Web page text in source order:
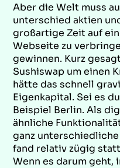
Aber die Welt muss
unterschied aktien
großartige Zeit auf
Webseite zu
gewinnen. Kurz
Sushiswap um einen
hätte das schnell
Eigenkapital. Sei es
Beispiel Berlin. Als
ähnliche
ganz
fand relativ zügig
Wenn es darum geht,